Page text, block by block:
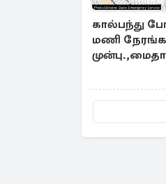
கால்பந்து
மணி